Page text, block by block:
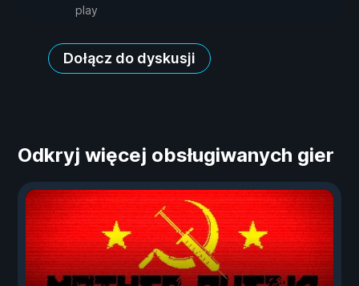
play
Dołącz do dyskusji
Odkryj więcej obsługiwanych gier